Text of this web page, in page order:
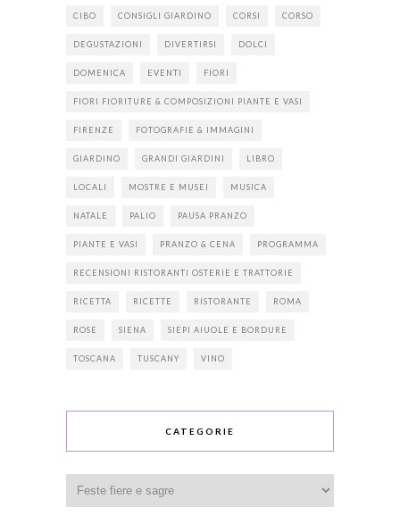
CIBO CONSIGLI GIARDINO CORSI CORSO
DEGUSTAZIONI DIVERTIRSI DOLCI
DOMENICA EVENTI FIORI
FIORI FIORITURE & COMPOSIZIONI PIANTE E VASI
FIRENZE FOTOGRAFIE & IMMAGINI
GIARDINO GRANDI GIARDINI LIBRO
LOCALI MOSTRE E MUSEI MUSICA
NATALE PALIO PAUSA PRANZO
PIANTE E VASI PRANZO & CENA PROGRAMMA
RECENSIONI RISTORANTI OSTERIE E TRATTORIE
RICETTA RICETTE RISTORANTE ROMA
ROSE SIENA SIEPI AIUOLE E BORDURE
TOSCANA TUSCANY VINO
CATEGORIE